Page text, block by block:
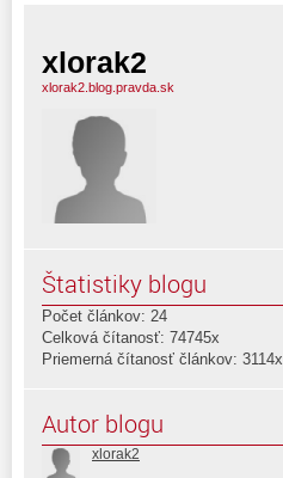
xlorak2
xlorak2.blog.pravda.sk
Štatistiky blogu
Počet článkov: 24
Celková čítanosť: 74745x
Priemerná čítanosť článkov: 3114x
Autor blogu
xlorak2